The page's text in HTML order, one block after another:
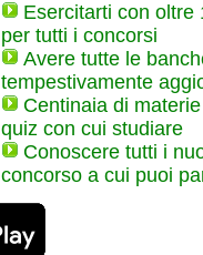
Esercitarti con oltre
per tutti i concorsi
Avere tutte le
tempestivamente
Centinaia di
quiz con cui studiare
Conoscere tutti i
concorso a cui puoi